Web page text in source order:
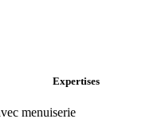
Expertises
menuiserie